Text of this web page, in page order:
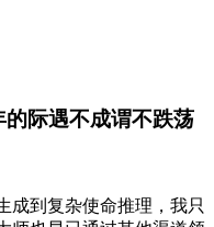
际遇不成谓不跌荡
到复杂使命推理，我只